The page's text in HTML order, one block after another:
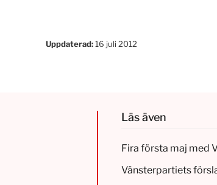
Uppdaterad:16 juli 2012
Läs även
Fira första maj med
Vänsterpartiets